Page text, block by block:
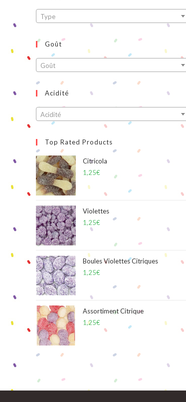
Type
Goût
Goût
Acidité
Acidité
Top Rated Products
Citricola
1,25€
Violettes
1,25€
Boules Violettes Citriques
1,25€
Assortiment Citrique
1,25€